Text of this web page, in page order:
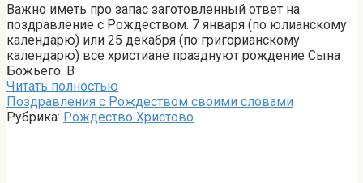
Важно иметь про запас заготовленный ответ на
поздравление с Рождеством. 7 января (по юлианскому
календарю) или 25 декабря (по григорианскому
календарю) все христиане празднуют рождение Сына
Божьего. В
Читать полностью
Поздравления с Рождеством своими словами
Рубрика: Рождество Христово